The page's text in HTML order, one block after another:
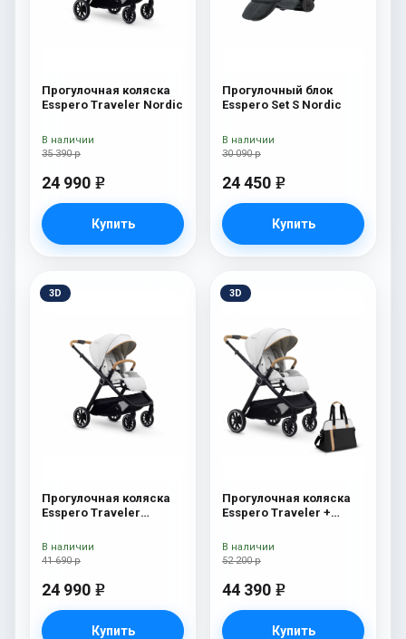
Прогулочная коляска
Esspero Traveler Nordic
35 390 р
24 990 e
Купить
В наличии
Прогулочный блок
Esspero Set S Nordic
30 090 р
24 450 e
Купить
В наличии
3D
Прогулочная коляска
Esspero Traveler
41 690 р
24 990 e
Купить
В наличии
3D
Прогулочная коляска
Esspero Traveler +
52 200 р
44 390 e
Купить
В наличии